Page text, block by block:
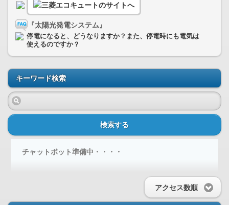
『太陽光発電システム』
停電になると、どうなりますか？また、停電時にも電気は
使えるのですか？
キーワード検索
検索する
チャットボット準備中・・・・
アクセス数順